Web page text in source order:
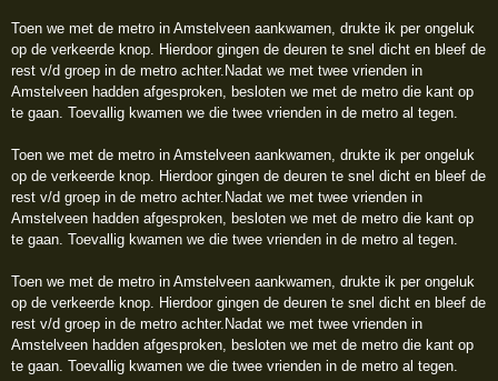
Toen we met de metro in Amstelveen aankwamen, drukte ik per ongeluk
op de verkeerde knop. Hierdoor gingen de deuren te snel dicht en bleef de
rest v/d groep in de metro achter.Nadat we met twee vrienden in
Amstelveen hadden afgesproken, besloten we met de metro die kant op
te gaan. Toevallig kwamen we die twee vrienden in de metro al tegen.
Toen we met de metro in Amstelveen aankwamen, drukte ik per ongeluk
op de verkeerde knop. Hierdoor gingen de deuren te snel dicht en bleef de
rest v/d groep in de metro achter.Nadat we met twee vrienden in
Amstelveen hadden afgesproken, besloten we met de metro die kant op
te gaan. Toevallig kwamen we die twee vrienden in de metro al tegen.
Toen we met de metro in Amstelveen aankwamen, drukte ik per ongeluk
op de verkeerde knop. Hierdoor gingen de deuren te snel dicht en bleef de
rest v/d groep in de metro achter.Nadat we met twee vrienden in
Amstelveen hadden afgesproken, besloten we met de metro die kant op
te gaan. Toevallig kwamen we die twee vrienden in de metro al tegen.